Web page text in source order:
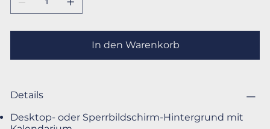
In den Warenkorb
Details
Desktop- oder Sperrbildschirm-Hintergrund mit